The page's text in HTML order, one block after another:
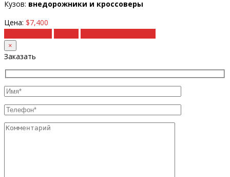
Кузов: внедорожники и кроссоверы
Цена: $7,400
×
Заказать